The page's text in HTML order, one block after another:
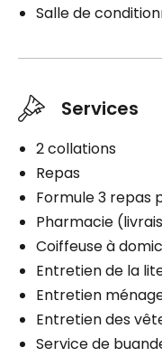
Salle de
Services
2 collations
Repas
Formule 3 repas
Pharmacie
Coiffeuse à
Entretien de la
Entretien
Entretien des
Service de